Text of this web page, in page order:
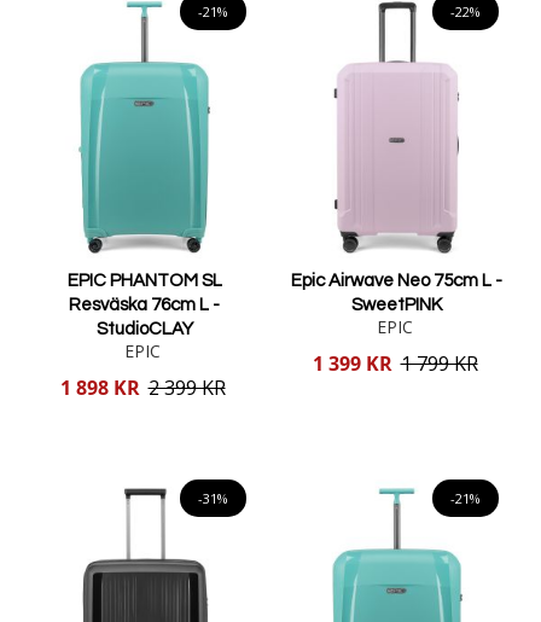
-21%
EPIC PHANTOM SL
Resväska 76cm L -
StudioCLAY
EPIC
Reducerat
1 898 KR 2 399 KR
-22%
Epic Airwave Neo 75cm L -
SweetPINK
EPIC
Reducerat
1 399 KR 1 799 KR
-31% -21%